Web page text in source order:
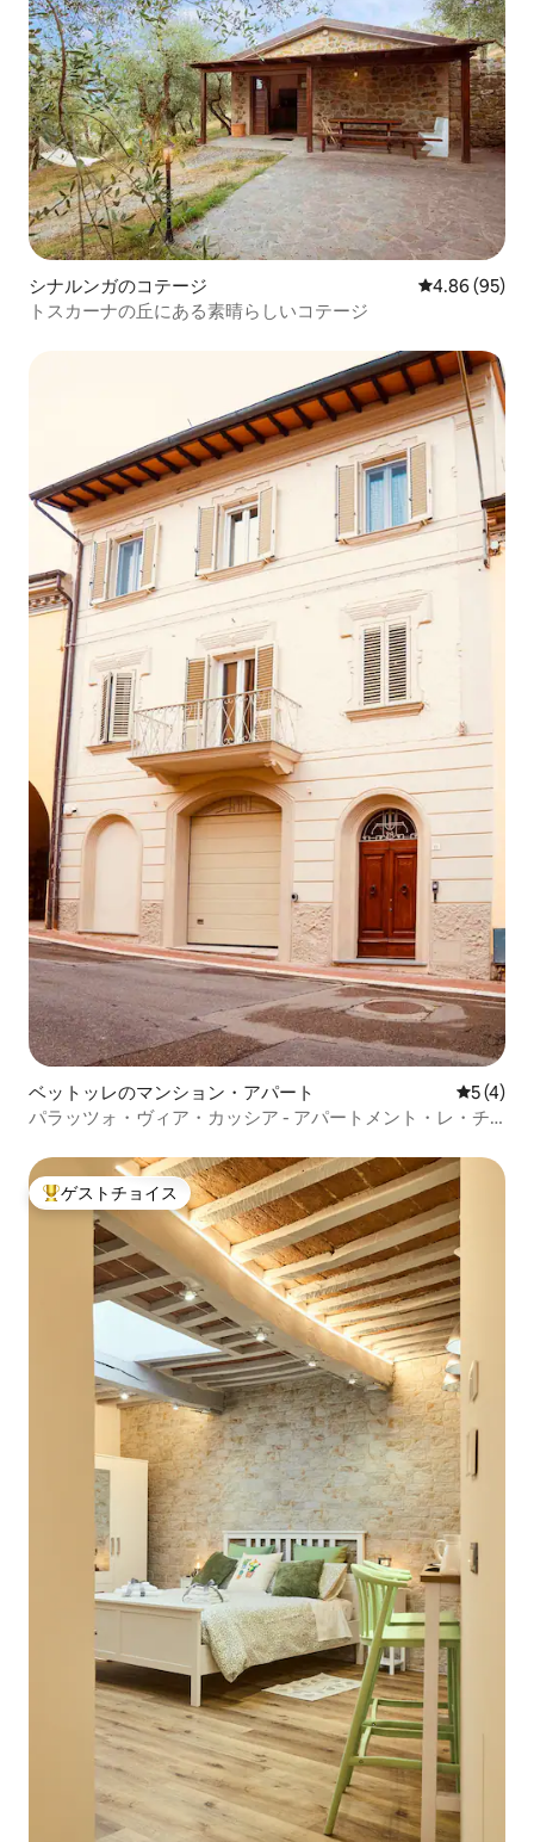
シナルンガのコテージ レビュー95
4.86 (95)
トスカーナの丘にある素晴らしいコテージ
ベットッレのマンション・アパート レビュー
5 (4)
パラッツォ・ヴィア・カッシア - アパートメント・レ・チ
大好評のゲストチョイスです。
ゲストチョイス